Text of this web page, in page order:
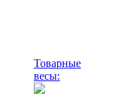
Товарные
весы: